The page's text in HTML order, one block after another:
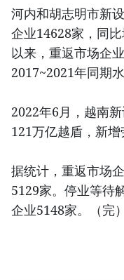
河内和胡志明市新
企业14628家，同
以来，重返市场企
2017~2021年同期
2022年6月，越南
121万亿越盾，新增
据统计，重返市场
5129家。停业等待
企业5148家。（完）